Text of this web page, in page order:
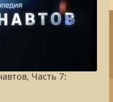
Часть 7: